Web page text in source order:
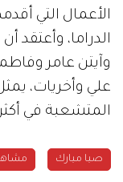
الأعمال التي
الدراما، وأعتقد
وآيتن عامر
علي وأخريات،
المتشعبة في
صبا مبارك